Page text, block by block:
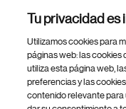
Footer Site Search
Tu privacidad es
Utilizamos cookies para
páginas web: las cookies
utiliza esta página web,
preferencias y las
contenido relevante para